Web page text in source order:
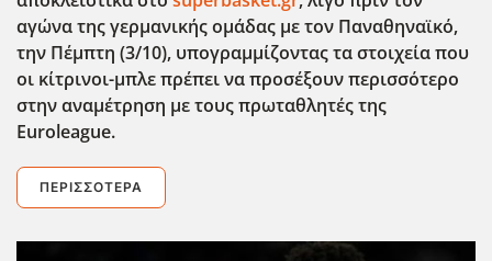
αγώνα της γερμανικής ομάδας με τον Παναθηναϊκό,
την Πέμπτη (3/10), υπογραμμίζοντας τα στοιχεία που
οι κίτρινοι-μπλε πρέπει να προσέξουν περισσότερο
στην αναμέτρηση με τους πρωταθλητές της
Euroleague.
ΠΕΡΙΣΣΌΤΕΡΑ